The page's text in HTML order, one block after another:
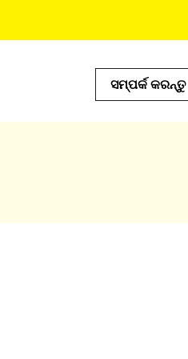
ଟୁଲ୍ସ
କାଲକୁଲେଟର୍
ସମ୍ପର୍କ କରନ୍ତୁ